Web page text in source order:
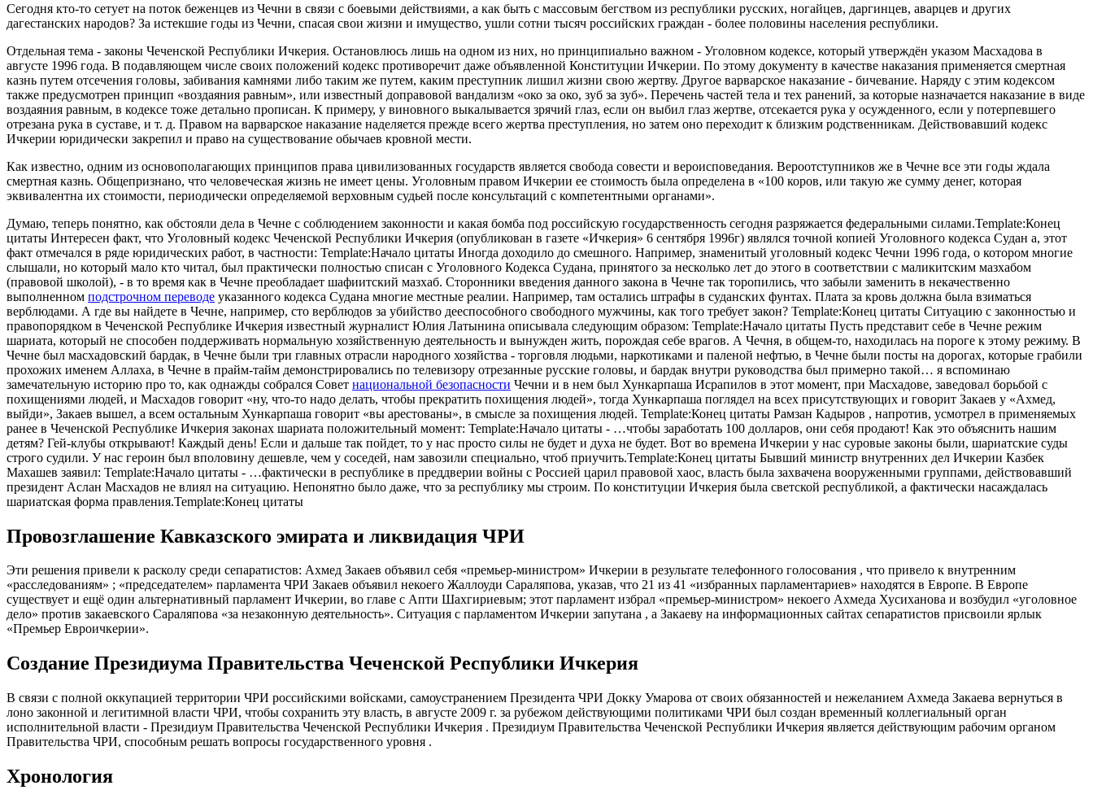
Сегодня кто-то сетует на поток беженцев из Чечни в связи с боевыми действиями, а как быть с массовым бегством из республики русских, ногайцев, даргинцев, аварцев и других
дагестанских народов? За истекшие годы из Чечни, спасая свои жизни и имущество, ушли сотни тысяч российских граждан - более половины населения республики.
Отдельная тема - законы Чеченской Республики Ичкерия. Остановлюсь лишь на одном из них, но принципиально важном - Уголовном кодексе, который утверждён указом Масхадова в
августе 1996 года. В подавляющем числе своих положений кодекс противоречит даже объявленной Конституции Ичкерии. По этому документу в качестве наказания применяется смертная
казнь путем отсечения головы, забивания камнями либо таким же путем, каким преступник лишил жизни свою жертву. Другое варварское наказание - бичевание. Наряду с этим кодексом
также предусмотрен принцип «воздаяния равным», или известный доправовой вандализм «око за око, зуб за зуб». Перечень частей тела и тех ранений, за которые назначается наказание в виде
воздаяния равным, в кодексе тоже детально прописан. К примеру, у виновного выкалывается зрячий глаз, если он выбил глаз жертве, отсекается рука у осужденного, если у потерпевшего
отрезана рука в суставе, и т. д. Правом на варварское наказание наделяется прежде всего жертва преступления, но затем оно переходит к близким родственникам. Действовавший кодекс
Ичкерии юридически закрепил и право на существование обычаев кровной мести.
Как известно, одним из основополагающих принципов права цивилизованных государств является свобода совести и вероисповедания. Вероотступников же в Чечне все эти годы ждала
смертная казнь. Общепризнано, что человеческая жизнь не имеет цены. Уголовным правом Ичкерии ее стоимость была определена в «100 коров, или такую же сумму денег, которая
эквивалентна их стоимости, периодически определяемой верховным судьей после консультаций с компетентными органами».
Думаю, теперь понятно, как обстояли дела в Чечне с соблюдением законности и какая бомба под российскую государственность сегодня разряжается федеральными силами.Template:Конец
цитаты Интересен факт, что Уголовный кодекс Чеченской Республики Ичкерия (опубликован в газете «Ичкерия» 6 сентября 1996г) являлся точной копией Уголовного кодекса Судан а, этот
факт отмечался в ряде юридических работ, в частности: Template:Начало цитаты Иногда доходило до смешного. Например, знаменитый уголовный кодекс Чечни 1996 года, о котором многие
слышали, но который мало кто читал, был практически полностью списан с Уголовного Кодекса Судана, принятого за несколько лет до этого в соответствии с маликитским мазхабом
(правовой школой), - в то время как в Чечне преобладает шафиитский мазхаб. Сторонники введения данного закона в Чечне так торопились, что забыли заменить в некачественно
выполненном подстрочном переводе указанного кодекса Судана многие местные реалии. Например, там остались штрафы в суданских фунтах. Плата за кровь должна была взиматься
верблюдами. А где вы найдете в Чечне, например, сто верблюдов за убийство дееспособного свободного мужчины, как того требует закон? Template:Конец цитаты Ситуацию с законностью и
правопорядком в Чеченской Республике Ичкерия известный журналист Юлия Латынина описывала следующим образом: Template:Начало цитаты Пусть представит себе в Чечне режим
шариата, который не способен поддерживать нормальную хозяйственную деятельность и вынужден жить, порождая себе врагов. А Чечня, в общем-то, находилась на пороге к этому режиму. В
Чечне был масхадовский бардак, в Чечне были три главных отрасли народного хозяйства - торговля людьми, наркотиками и паленой нефтью, в Чечне были посты на дорогах, которые грабили
прохожих именем Аллаха, в Чечне в прайм-тайм демонстрировались по телевизору отрезанные русские головы, и бардак внутри руководства был примерно такой… я вспоминаю
замечательную историю про то, как однажды собрался Совет национальной безопасности Чечни и в нем был Хункарпаша Исрапилов в этот момент, при Масхадове, заведовал борьбой с
похищениями людей, и Масхадов говорит «ну, что-то надо делать, чтобы прекратить похищения людей», тогда Хункарпаша поглядел на всех присутствующих и говорит Закаев у «Ахмед,
выйди», Закаев вышел, а всем остальным Хункарпаша говорит «вы арестованы», в смысле за похищения людей. Template:Конец цитаты Рамзан Кадыров , напротив, усмотрел в применяемых
ранее в Чеченской Республике Ичкерия законах шариата положительный момент: Template:Начало цитаты - …чтобы заработать 100 долларов, они себя продают! Как это объяснить нашим
детям? Гей-клубы открывают! Каждый день! Если и дальше так пойдет, то у нас просто силы не будет и духа не будет. Вот во времена Ичкерии у нас суровые законы были, шариатские суды
строго судили. У нас героин был вполовину дешевле, чем у соседей, нам завозили специально, чтоб приучить.Template:Конец цитаты Бывший министр внутренних дел Ичкерии Казбек
Махашев заявил: Template:Начало цитаты - …фактически в республике в преддверии войны с Россией царил правовой хаос, власть была захвачена вооруженными группами, действовавший
президент Аслан Масхадов не влиял на ситуацию. Непонятно было даже, что за республику мы строим. По конституции Ичкерия была светской республикой, а фактически насаждалась
шариатская форма правления.Template:Конец цитаты
Провозглашение Кавказского эмирата и ликвидация ЧРИ
Эти решения привели к расколу среди сепаратистов: Ахмед Закаев объявил себя «премьер-министром» Ичкерии в результате телефонного голосования , что привело к внутренним
«расследованиям» ; «председателем» парламента ЧРИ Закаев объявил некоего Жаллоуди Сараляпова, указав, что 21 из 41 «избранных парламентариев» находятся в Европе. В Европе
существует и ещё один альтернативный парламент Ичкерии, во главе с Апти Шахгириевым; этот парламент избрал «премьер-министром» некоего Ахмеда Хусиханова и возбудил «уголовное
дело» против закаевского Сараляпова «за незаконную деятельность». Ситуация с парламентом Ичкерии запутана , а Закаеву на информационных сайтах сепаратистов присвоили ярлык
«Премьер Евроичкерии».
Создание Президиума Правительства Чеченской Республики Ичкерия
В связи с полной оккупацией территории ЧРИ российскими войсками, самоустранением Президента ЧРИ Докку Умарова от своих обязанностей и нежеланием Ахмеда Закаева вернуться в
лоно законной и легитимной власти ЧРИ, чтобы сохранить эту власть, в августе 2009 г. за рубежом действующими политиками ЧРИ был создан временный коллегиальный орган
исполнительной власти - Президиум Правительства Чеченской Республики Ичкерия . Президиум Правительства Чеченской Республики Ичкерия является действующим рабочим органом
Правительства ЧРИ, способным решать вопросы государственного уровня .
Хронология